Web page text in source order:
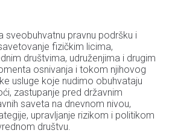
sveobuhvatnu pravnu podršku i
fizičkim licima,
društvima, udruženjima i drugim
osnivanja i tokom njihovog
usluge koje nudimo obuhvataju
zastupanje pred državnim
saveta na dnevnom nivou,
upravljanje rizikom i politikom
društvu.